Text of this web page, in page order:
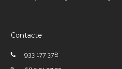
Contacte
933 177 378